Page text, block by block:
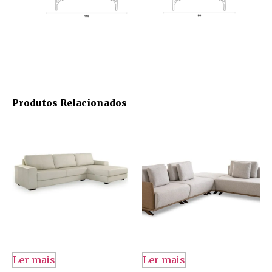
Produtos Relacionados
Ler mais Ler mais